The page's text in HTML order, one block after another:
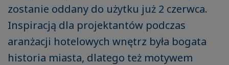
zostanie oddany do użytku już 2 czerwca.
Inspiracją dla projektantów podczas
aranżacji hotelowych wnętrz była bogata
historia miasta, dlatego też motywem